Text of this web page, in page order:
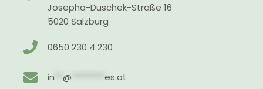
Josepha-Duschek-Straße 16
5020 Salzburg
0650 230 4 230
in **@ ********es.at